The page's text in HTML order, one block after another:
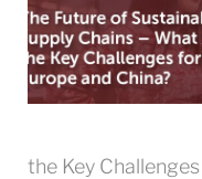
the Key